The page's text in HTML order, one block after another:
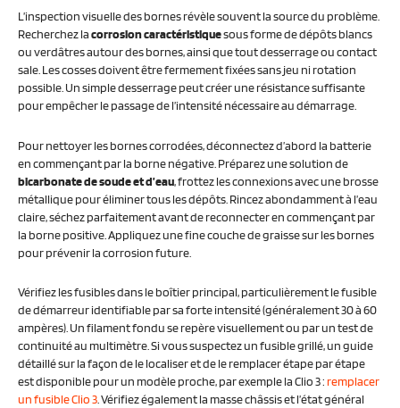
L’inspection visuelle des bornes révèle souvent la source du problème.
Recherchez lacorrosion caractéristiquesous forme de dépôts blancs
ou verdâtres autour des bornes, ainsi que tout desserrage ou contact
sale. Les cosses doivent être fermement fixées sans jeu ni rotation
possible. Un simple desserrage peut créer une résistance suffisante
pour empêcher le passage de l’intensité nécessaire au démarrage.
Pour nettoyer les bornes corrodées, déconnectez d’abord la batterie
en commençant par la borne négative. Préparez une solution de
bicarbonate de soude et d’eau, frottez les connexions avec une brosse
métallique pour éliminer tous les dépôts. Rincez abondamment à l’eau
claire, séchez parfaitement avant de reconnecter en commençant par
la borne positive. Appliquez une fine couche de graisse sur les bornes
pour prévenir la corrosion future.
Vérifiez les fusibles dans le boîtier principal, particulièrement le fusible
de démarreur identifiable par sa forte intensité (généralement 30 à 60
ampères). Un filament fondu se repère visuellement ou par un test de
continuité au multimètre. Si vous suspectez un fusible grillé, un guide
détaillé sur la façon de le localiser et de le remplacer étape par étape
est disponible pour un modèle proche, par exemple la Clio 3 : remplacer
un fusible Clio 3 . Vérifiez également la masse châssis et l’état général